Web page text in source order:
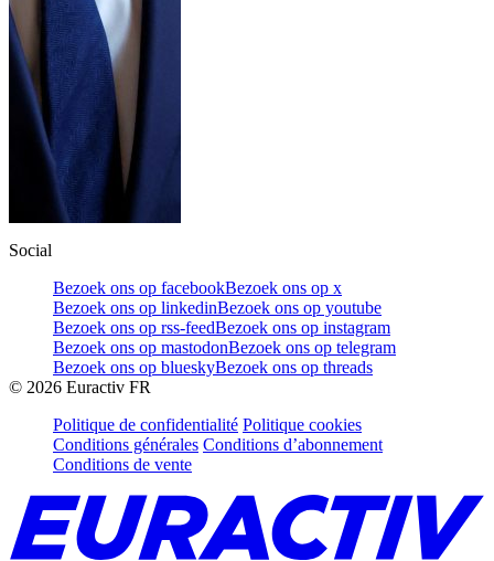
Social
Bezoek ons op facebookBezoek ons op x
Bezoek ons op linkedinBezoek ons op youtube
Bezoek ons op rss-feedBezoek ons op instagram
Bezoek ons op mastodonBezoek ons op telegram
Bezoek ons op blueskyBezoek ons op threads
© 2026 Euractiv FR
Politique de confidentialité Politique cookies
Conditions générales Conditions d’abonnement
Conditions de vente